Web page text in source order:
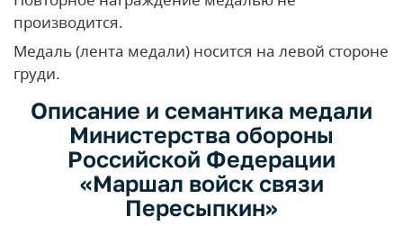
производится.
Медаль (лента медали) носится на левой стороне
груди.
Описание и семантика медали
Министерства обороны
Российской Федерации
«Маршал войск связи
Пересыпкин»